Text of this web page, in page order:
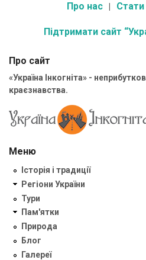
Про нас
Підтримати сайт
Про сайт
«Україна Інкогніта» -
краєзнавства.
Меню
Історія і традиції
Регіони України
Тури
Пам'ятки
Природа
Блог
Галереї